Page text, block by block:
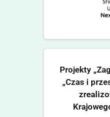
Projekty
„Czas i